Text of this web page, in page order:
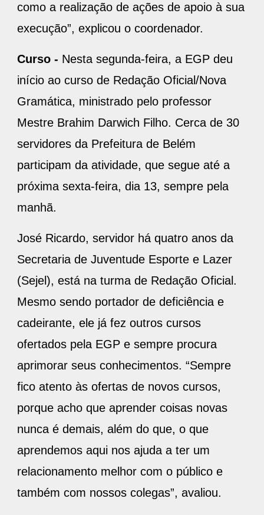
como a realização de ações de apoio à sua
execução”, explicou o coordenador.
Curso - Nesta segunda-feira, a EGP deu
início ao curso de Redação Oficial/Nova
Gramática, ministrado pelo professor
Mestre Brahim Darwich Filho. Cerca de 30
servidores da Prefeitura de Belém
participam da atividade, que segue até a
próxima sexta-feira, dia 13, sempre pela
manhã.
José Ricardo, servidor há quatro anos da
Secretaria de Juventude Esporte e Lazer
(Sejel), está na turma de Redação Oficial.
Mesmo sendo portador de deficiência e
cadeirante, ele já fez outros cursos
ofertados pela EGP e sempre procura
aprimorar seus conhecimentos. “Sempre
fico atento às ofertas de novos cursos,
porque acho que aprender coisas novas
nunca é demais, além do que, o que
aprendemos aqui nos ajuda a ter um
relacionamento melhor com o público e
também com nossos colegas”, avaliou.